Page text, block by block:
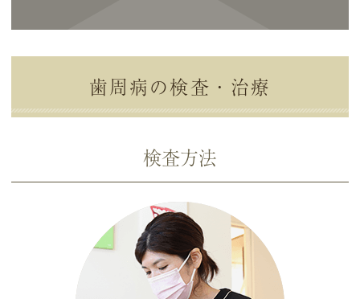
歯周病の検査・治療
検査方法